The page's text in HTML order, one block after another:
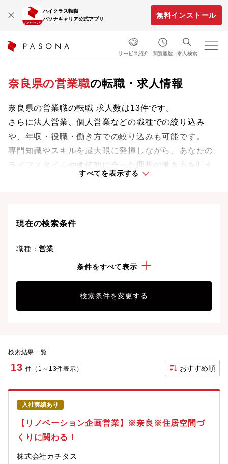
ハイクラス転職
パソナキャリア公式アプリ
無料インストール
サービス紹介 閲覧履歴 求人検索
奈良県の営業職の転職・求人情報
奈良県の営業職の転職 求人数は13件です。
さらに法人営業、個人営業などの職種での絞り込み
や、年収・役職・働き方での絞り込みも可能です。
専門知識やスキルを最大限に発揮しながら、あなたの
ライフスタイルや価値観に合った理想の働き方を叶え
ましょう。想定年収が高い順に検索結果を並べ替える
すべてを表示する
現在の検索条件
職種：営業
条件をすべて表示
検索条件を変更する
検索結果一覧
13 件（1～13件表示） おすすめ順
入社実績あり
【リノベーション企画営業】※奈良※住居空間づ
くりに関わる！
株式会社カチタス